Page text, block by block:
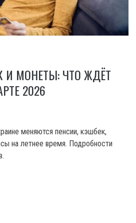
И МОНЕТЫ: ЧТО ЖДЁТ
2026
меняются пенсии, кэшбек,
на летнее время. Подробности